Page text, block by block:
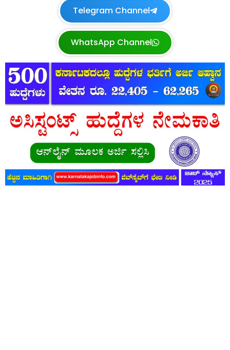
Telegram Channel
WhatsApp Channel